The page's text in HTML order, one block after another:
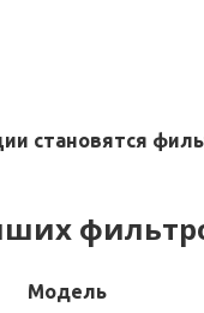
становятся
Модель